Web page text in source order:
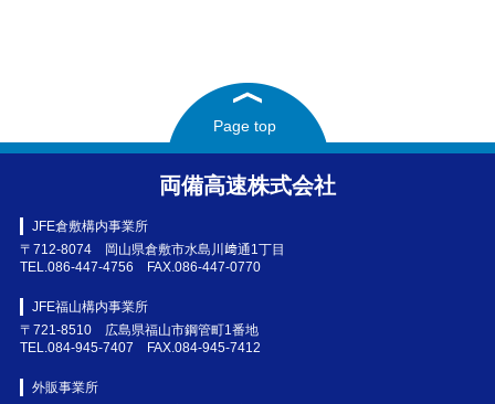
Page top
両備高速株式会社
JFE倉敷構内事業所
〒712-8074 岡山県倉敷市水島川﨑通1丁目
TEL.086-447-4756 FAX.086-447-0770
JFE福山構内事業所
〒721-8510 広島県福山市鋼管町1番地
TEL.084-945-7407 FAX.084-945-7412
外販事業所